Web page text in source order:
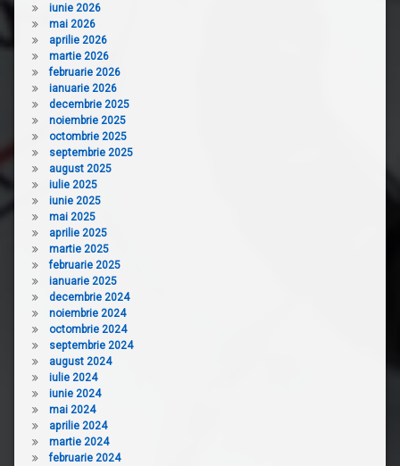
iunie 2026
mai 2026
aprilie 2026
martie 2026
februarie 2026
ianuarie 2026
decembrie 2025
noiembrie 2025
octombrie 2025
septembrie 2025
august 2025
iulie 2025
iunie 2025
mai 2025
aprilie 2025
martie 2025
februarie 2025
ianuarie 2025
decembrie 2024
noiembrie 2024
octombrie 2024
septembrie 2024
august 2024
iulie 2024
iunie 2024
mai 2024
aprilie 2024
martie 2024
februarie 2024